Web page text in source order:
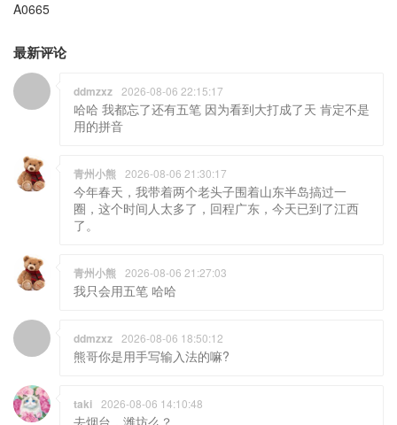
A0665
最新评论
ddmzxz 2026-08-06 22:15:17
哈哈 我都忘了还有五笔 因为看到大打成了天 肯定不是
用的拼音
青州小熊 2026-08-06 21:30:17
今年春天，我带着两个老头子围着山东半岛搞过一
圈，这个时间人太多了，回程广东，今天已到了江西
了。
青州小熊 2026-08-06 21:27:03
我只会用五笔 哈哈
ddmzxz 2026-08-06 18:50:12
熊哥你是用手写输入法的嘛?
taki 2026-08-06 14:10:48